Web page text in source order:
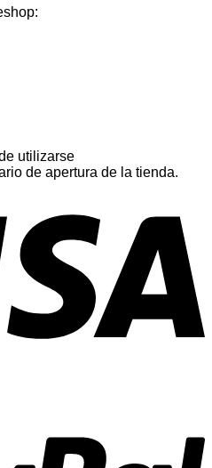
utilizarse
de apertura de la tienda.